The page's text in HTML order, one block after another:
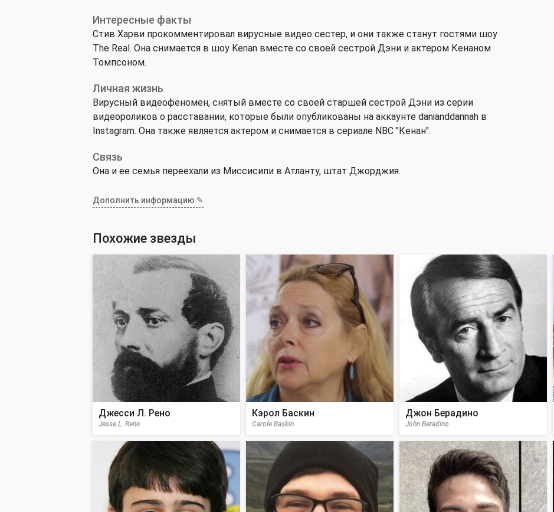
Интересные факты
Стив Харви прокомментировал вирусные видео сестер, и они также станут гостями шоу
The Real. Она снимается в шоу Kenan вместе со своей сестрой Дэни и актером Кенаном
Томпсоном.
Личная жизнь
Вирусный видеофеномен, снятый вместе со своей старшей сестрой Дэни из серии
видеороликов о расставании, которые были опубликованы на аккаунте danianddannah в
Instagram. Она также является актером и снимается в сериале NBC "Кенан".
Связь
Она и ее семья переехали из Миссисипи в Атланту, штат Джорджия.
Дополнить информацию ✎
Похожие звезды
Джесси Л. Рено
Jesse L. Reno
Кэрол Баскин
Carole Baskin
Джон Берадино
John Beradino